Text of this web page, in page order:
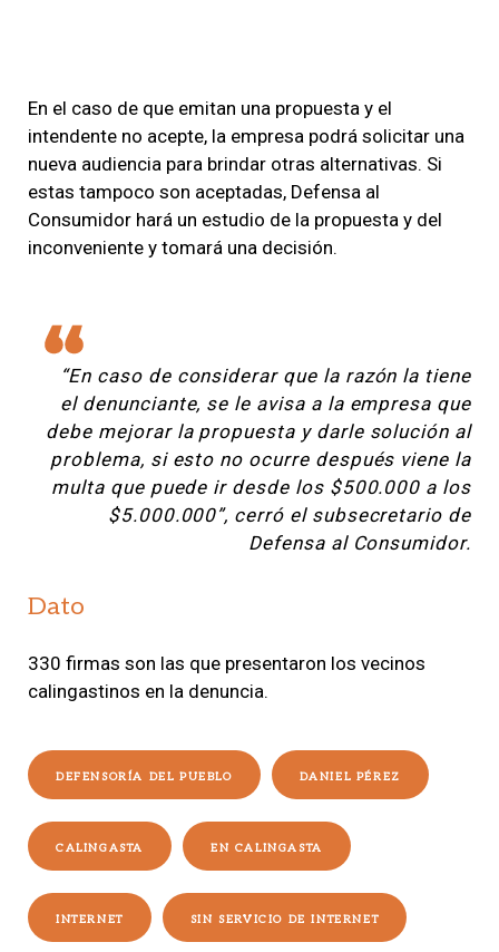
En el caso de que emitan una propuesta y el
intendente no acepte, la empresa podrá solicitar una
nueva audiencia para brindar otras alternativas. Si
estas tampoco son aceptadas, Defensa al
Consumidor hará un estudio de la propuesta y del
inconveniente y tomará una decisión.
“En caso de considerar que la razón la tiene
el denunciante, se le avisa a la empresa que
debe mejorar la propuesta y darle solución al
problema, si esto no ocurre después viene la
multa que puede ir desde los $500.000 a los
$5.000.000”, cerró el subsecretario de
Defensa al Consumidor.
Dato
330 firmas son las que presentaron los vecinos
calingastinos en la denuncia.
DEFENSORÍA DEL PUEBLO DANIEL PÉREZ
CALINGASTA EN CALINGASTA
INTERNET SIN SERVICIO DE INTERNET